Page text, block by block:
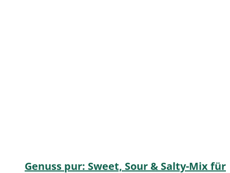
Genuss pur: Sweet, Sour & Salty-Mix für